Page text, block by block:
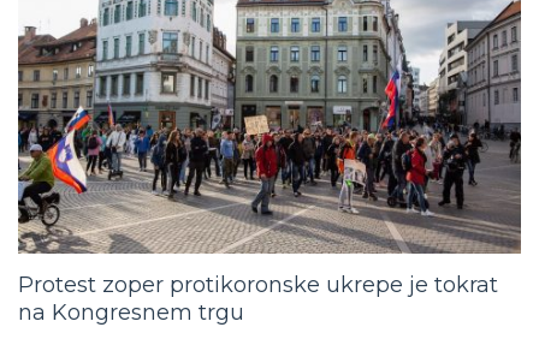
Protest zoper protikoronske ukrepe je tokrat
na Kongresnem trgu